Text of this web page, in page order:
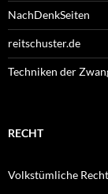
NachDenkSeiten
reitschuster.de
Techniken der
RECHT
Volkstümliche